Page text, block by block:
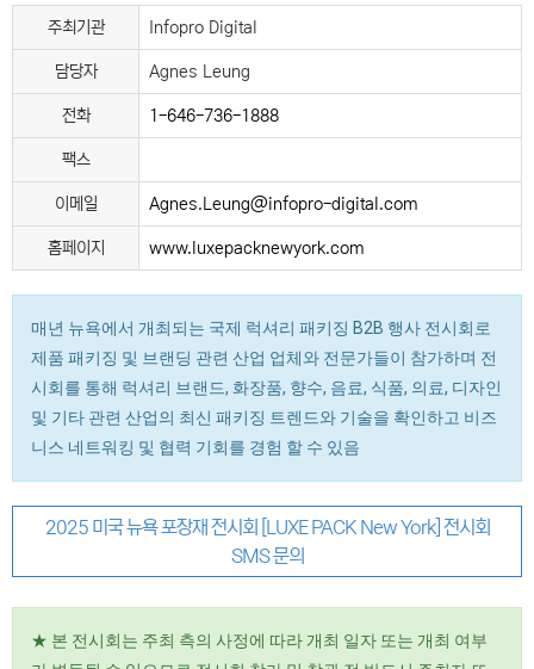
주최기관
Infopro Digital
담당자 Agnes Leung
전화 1-646-736-1888
팩스
이메일 Agnes.Leung@infopro-digital.com
홈페이지 www.luxepacknewyork.com
매년 뉴욕에서 개최되는 국제 럭셔리 패키징 B2B 행사 전시회로
제품 패키징 및 브랜딩 관련 산업 업체와 전문가들이 참가하며 전
시회를 통해 럭셔리 브랜드, 화장품, 향수, 음료, 식품, 의료, 디자인
및 기타 관련 산업의 최신 패키징 트렌드와 기술을 확인하고 비즈
니스 네트워킹 및 협력 기회를 경험 할 수 있음
2025 미국 뉴욕 포장재 전시회 [LUXE PACK New York] 전시회
SMS 문의
★ 본 전시회는 주최 측의 사정에 따라 개최 일자 또는 개최 여부